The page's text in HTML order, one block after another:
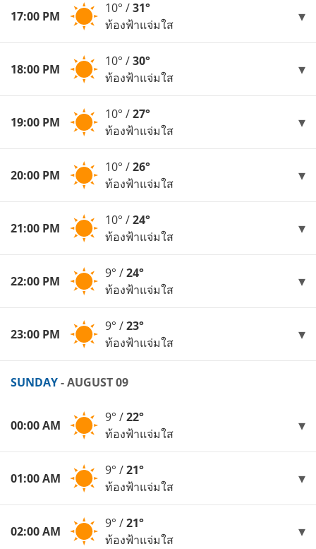
17:00 PM
10° /31°
ท้องฟ้าแจ่มใส
18:00 PM
10° /30°
ท้องฟ้าแจ่มใส
19:00 PM
10° /27°
ท้องฟ้าแจ่มใส
20:00 PM
10° /26°
ท้องฟ้าแจ่มใส
21:00 PM
10° /24°
ท้องฟ้าแจ่มใส
22:00 PM
9° /24°
ท้องฟ้าแจ่มใส
23:00 PM
9° /23°
ท้องฟ้าแจ่มใส
SUNDAY- AUGUST 09
00:00 AM
9° /22°
ท้องฟ้าแจ่มใส
01:00 AM
9° /21°
ท้องฟ้าแจ่มใส
02:00 AM
9° /21°
ท้องฟ้าแจ่มใส